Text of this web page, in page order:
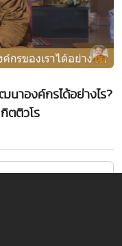
าองค์กรได้อย่างไร?
ตติวโร